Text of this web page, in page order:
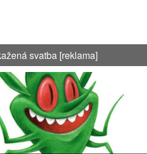
svatba [reklama]